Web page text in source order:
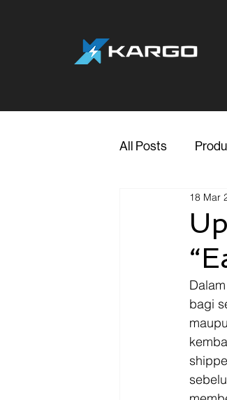
All Posts
Transporter
18 Mar
bagi